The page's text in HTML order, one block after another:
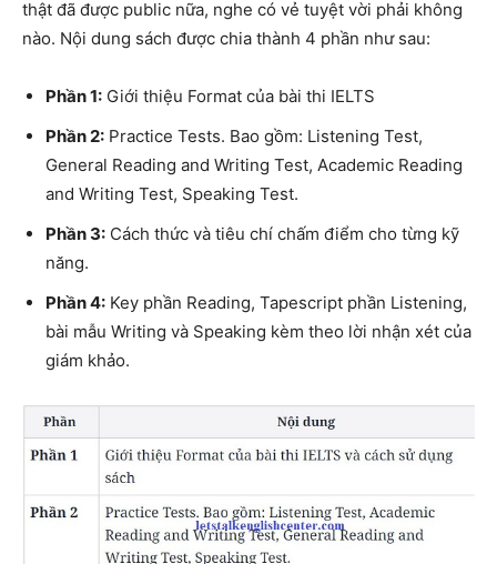
thật đã được public nữa, nghe có vẻ tuyệt vời phải không
nào. Nội dung sách được chia thành 4 phần như sau:
Phần 1: Giới thiệu Format của bài thi IELTS
Phần 2: Practice Tests. Bao gồm: Listening Test,
General Reading and Writing Test, Academic Reading
and Writing Test, Speaking Test.
Phần 3: Cách thức và tiêu chí chấm điểm cho từng kỹ
năng.
Phần 4: Key phần Reading, Tapescript phần Listening,
bài mẫu Writing và Speaking kèm theo lời nhận xét của
giám khảo.